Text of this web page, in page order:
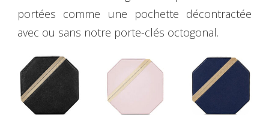
portées comme une pochette décontractée
avec ou sans notre porte-clés octogonal.